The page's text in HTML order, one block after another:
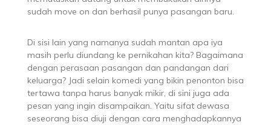
sudah move on dan berhasil punya pasangan baru.
Di sisi lain yang namanya sudah mantan apa iya
masih perlu diundang ke pernikahan kita? Bagaimana
dengan perasaan pasangan dan pandangan dari
keluarga? Jadi selain komedi yang bikin penonton bisa
tertawa tanpa harus banyak mikir, di sini juga ada
pesan yang ingin disampaikan. Yaitu sifat dewasa
seseorang bisa diuji dengan cara menghadapkannya